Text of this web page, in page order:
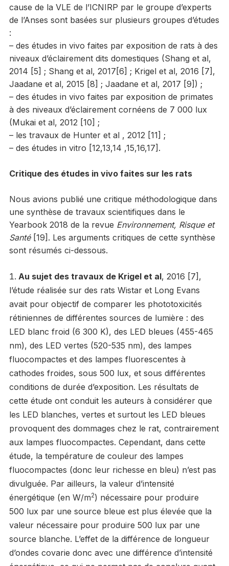
cause de la VLE de l’ICNIRP par le groupe d’experts
de l’Anses sont basées sur plusieurs groupes d’études
:
– des études in vivo faites par exposition de rats à des
niveaux d’éclairement dits domestiques (Shang et al,
2014 [5] ; Shang et al, 2017[6] ; Krigel et al, 2016 [7],
Jaadane et al, 2015 [8] ; Jaadane et al, 2017 [9]) ;
– des études in vivo faites par exposition de primates
à des niveaux d’éclairement cornéens de 7 000 lux
(Mukai et al, 2012 [10] ;
– les travaux de Hunter et al , 2012 [11] ;
– des études in vitro [12,13,14 ,15,16,17].
Critique des études in vivo faites sur les rats
Nous avions publié une critique méthodologique dans
une synthèse de travaux scientifiques dans le
Yearbook 2018 de la revue Environnement, Risque et
Santé[19]. Les arguments critiques de cette synthèse
sont résumés ci-dessous.
Au sujet des travaux de Krigel et al, 2016 [7],
l’étude réalisée sur des rats Wistar et Long Evans
avait pour objectif de comparer les phototoxicités
rétiniennes de différentes sources de lumière : des
LED blanc froid (6 300 K), des LED bleues (455-465
nm), des LED vertes (520-535 nm), des lampes
fluocompactes et des lampes fluorescentes à
cathodes froides, sous 500 lux, et sous différentes
conditions de durée d’exposition. Les résultats de
cette étude ont conduit les auteurs à considérer que
les LED blanches, vertes et surtout les LED bleues
provoquent des dommages chez le rat, contrairement
aux lampes fluocompactes. Cependant, dans cette
étude, la température de couleur des lampes
fluocompactes (donc leur richesse en bleu) n’est pas
divulguée. Par ailleurs, la valeur d’intensité
énergétique (en W/m2) nécessaire pour produire
500 lux par une source bleue est plus élevée que la
valeur nécessaire pour produire 500 lux par une
source blanche. L’effet de la différence de longueur
d’ondes covarie donc avec une différence d’intensité